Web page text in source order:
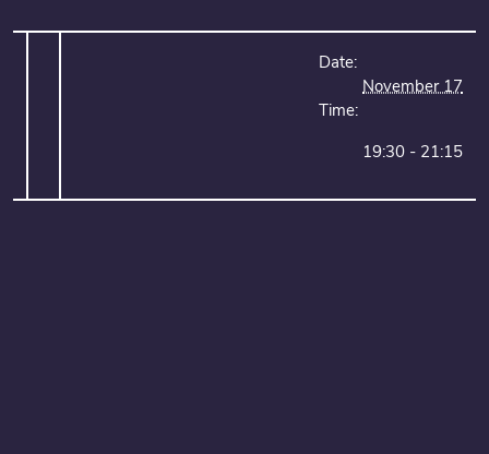
Date:
November 17
Time:
19:30 - 21:15